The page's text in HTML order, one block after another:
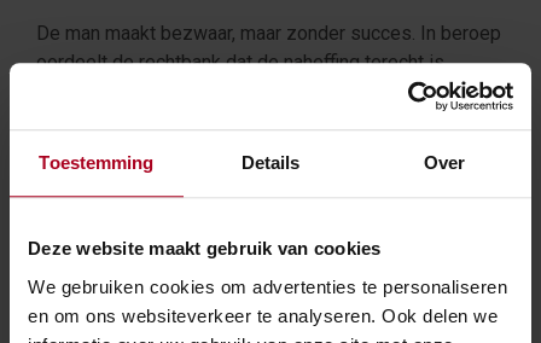
Toestemming Details Over
Deze website maakt gebruik van cookies
We gebruiken cookies om advertenties te personaliseren
en om ons websiteverkeer te analyseren. Ook delen we
De man maakt bezwaar, maar zonder succes. In beroep
oordeelt de rechtbank dat de naheffing terecht is.
Vervolgens gaat de man in hoger beroep. Het hof
heeft de politie onbevoegd gehandeld toen ze de
en vervalt de grondslag voor de naheffing.
In cassatie is de vraag of het onrechtmatig verkregen
bewijs tóch mag worden gebruikt voor de